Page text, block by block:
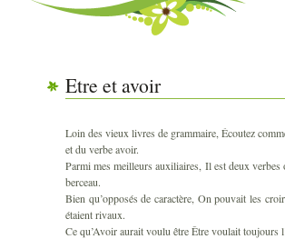
Etre et avoir
Loin des vieux livres de grammaire, Écoutez
et du verbe avoir.
Parmi mes meilleurs auxiliaires, Il est deux
berceau.
Bien qu’opposés de caractère, On pouvait les
étaient rivaux.
Ce qu’Avoir aurait voulu être Être voulait